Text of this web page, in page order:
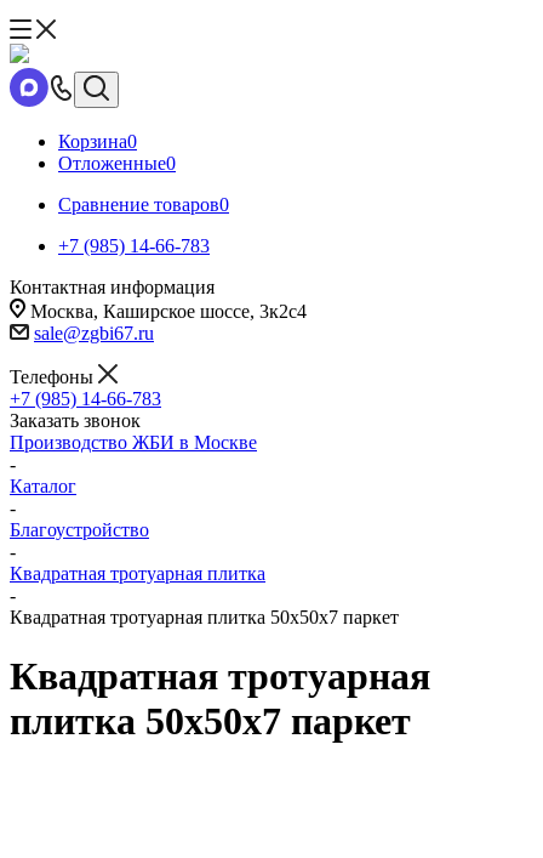
Корзина0
Отложенные0
Сравнение товаров0
+7 (985) 14-66-783
Контактная информация
Москва, Каширское шоссе, 3к2с4
sale@zgbi67.ru
Телефоны
+7 (985) 14-66-783
Заказать звонок
Производство ЖБИ в Москве
-
Каталог
-
Благоустройство
-
Квадратная тротуарная плитка
-
Квадратная тротуарная плитка 50х50х7 паркет
Квадратная тротуарная
плитка 50х50х7 паркет